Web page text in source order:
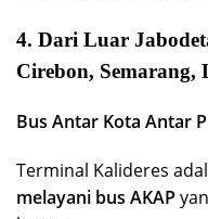
4. Dari Luar
Cirebon, Semarang,
Bus Antar Kota Antar
Terminal Kalideres
melayani bus AKAP